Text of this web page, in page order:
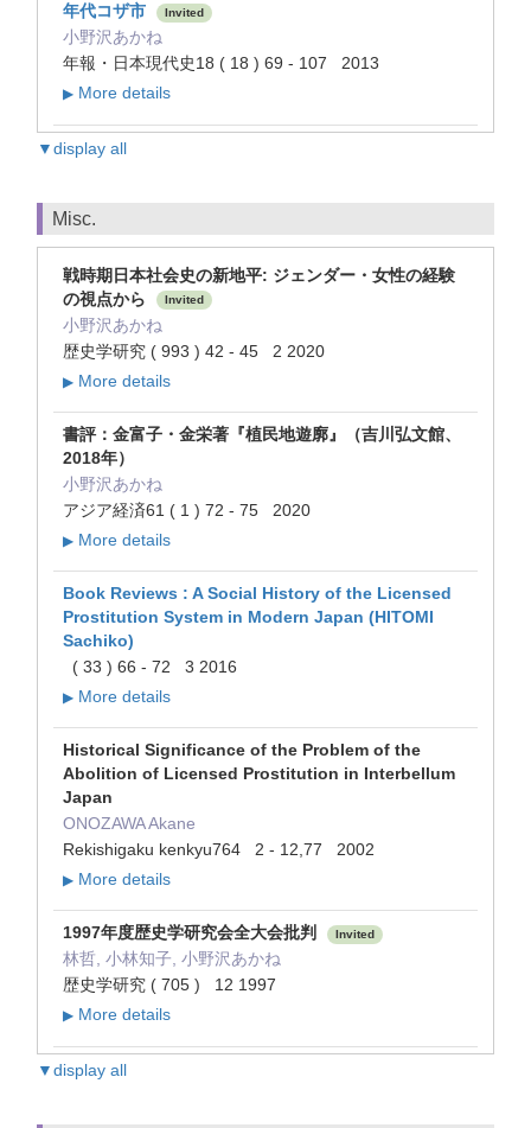
年代コザ市
Invited
小野沢あかね
年報・日本現代史18 ( 18 ) 69 - 107 2013
▶ More details
▼display all
Misc.
戦時期日本社会史の新地平: ジェンダー・女性の経験
の視点から
Invited
小野沢あかね
歴史学研究 ( 993 ) 42 - 45 2 2020
▶ More details
書評：金富子・金栄著『植民地遊廓』（吉川弘文館、
2018年）
小野沢あかね
アジア経済61 ( 1 ) 72 - 75 2020
▶ More details
Book Reviews : A Social History of the Licensed
Prostitution System in Modern Japan (HITOMI
Sachiko)
( 33 ) 66 - 72 3 2016
▶ More details
Historical Significance of the Problem of the
Abolition of Licensed Prostitution in Interbellum
Japan
ONOZAWA Akane
Rekishigaku kenkyu764 2 - 12,77 2002
▶ More details
1997年度歴史学研究会全大会批判 Invited
林哲, 小林知子, 小野沢あかね
歴史学研究 ( 705 ) 12 1997
▶ More details
▼display all